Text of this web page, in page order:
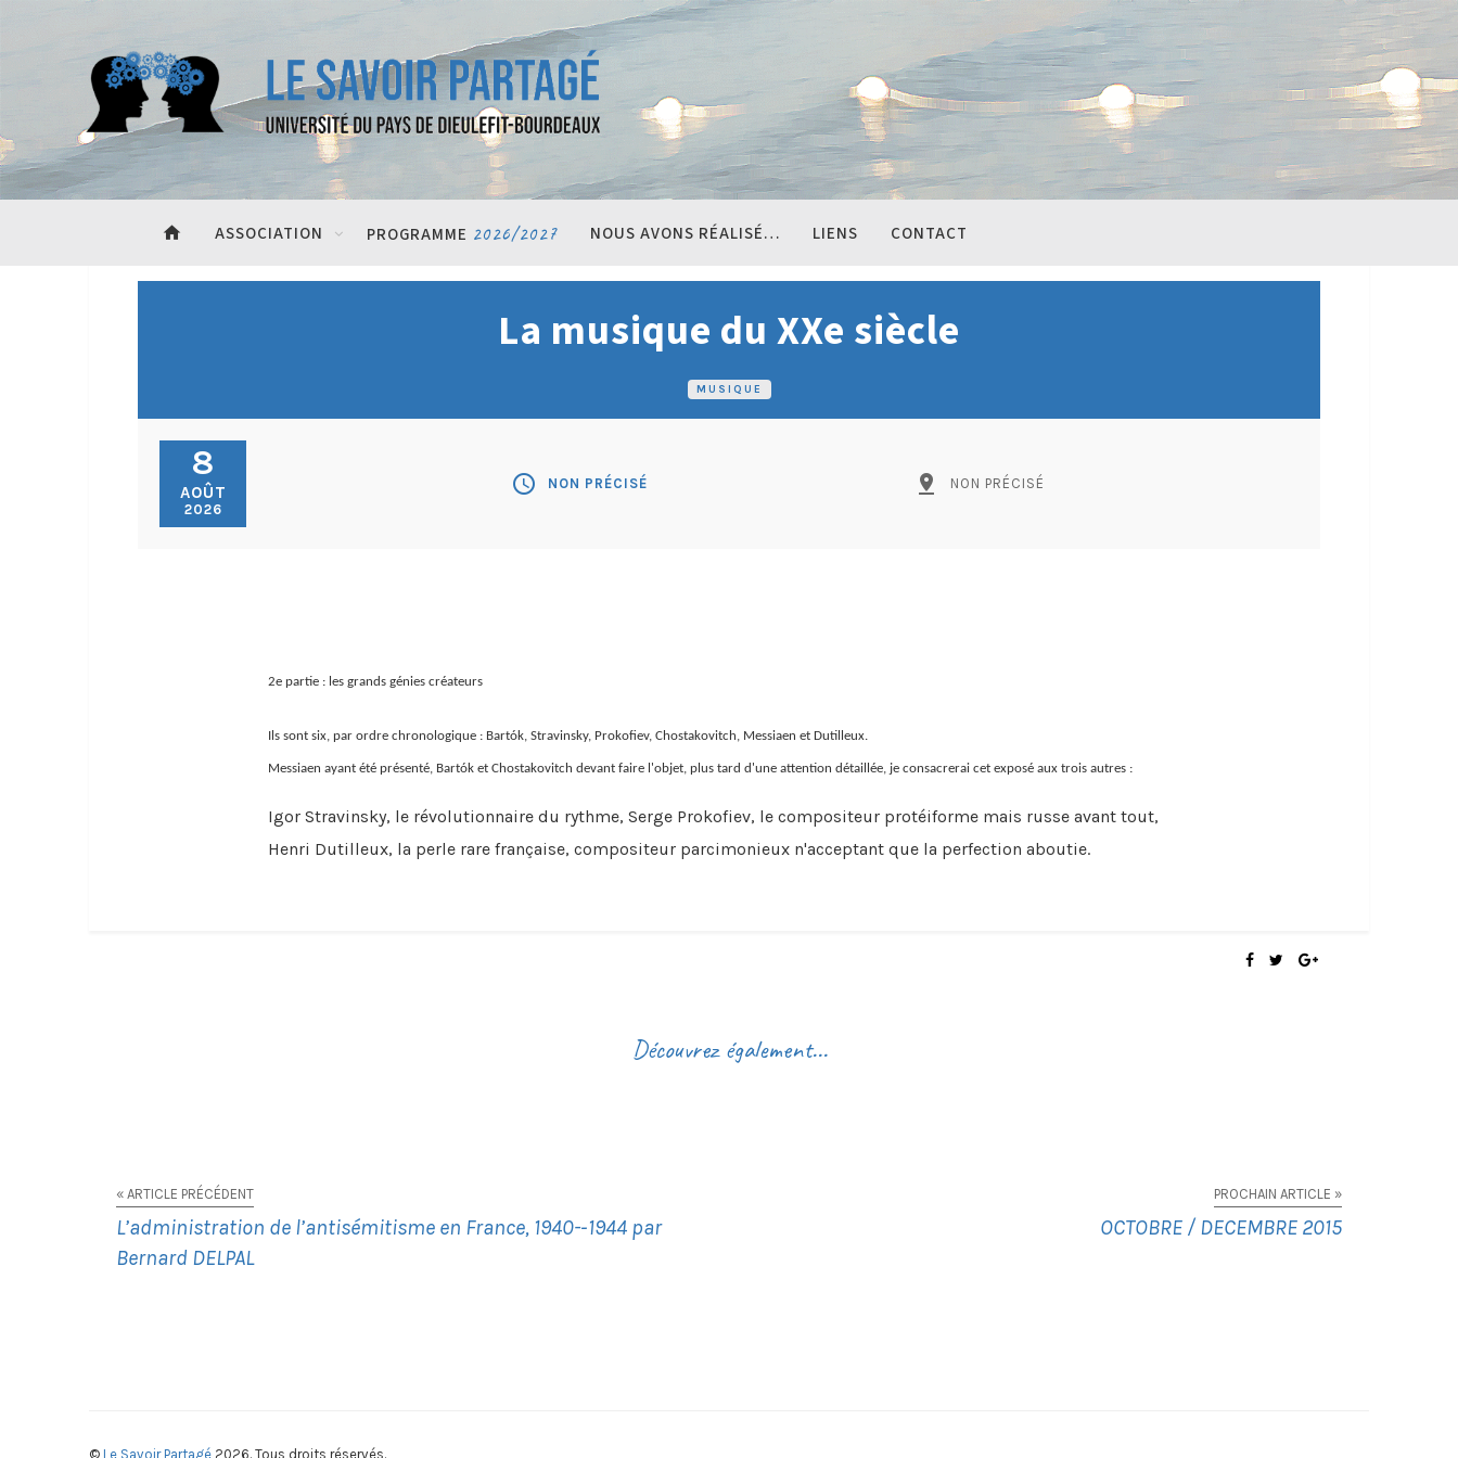
home ASSOCIATION PROGRAMME 2026/2027 NOUS AVONS RÉALISÉ… LIENS CONTACT
MUSIQUE
La musique du XXe siècle
8
AOÛT
2026
schedule NON PRÉCISÉ pin_drop NON PRÉCISÉ
2e partie : les grands génies créateurs
Ils sont six, par ordre chronologique : Bartók, Stravinsky, Prokofiev, Chostakovitch, Messiaen et Dutilleux.
Messiaen ayant été présenté, Bartók et Chostakovitch devant faire l'objet, plus tard d'une attention détaillée, je consacrerai cet exposé aux trois autres :
Igor Stravinsky, le révolutionnaire du rythme, Serge Prokofiev, le compositeur protéiforme mais russe avant tout,
Henri Dutilleux, la perle rare française, compositeur parcimonieux n'acceptant que la perfection aboutie.
Découvrez également...
« ARTICLE PRÉCÉDENT
L’administration de l’antisémitisme en France, 1940-­‐1944 par
Bernard DELPAL
PROCHAIN ARTICLE »
OCTOBRE / DECEMBRE 2015
© Le Savoir Partagé 2026. Tous droits réservés.